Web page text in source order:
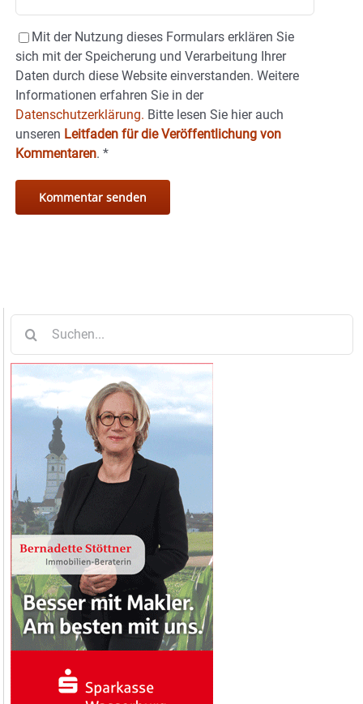
Mit der Nutzung dieses Formulars erklären Sie
sich mit der Speicherung und Verarbeitung Ihrer
Daten durch diese Website einverstanden. Weitere
Informationen erfahren Sie in der
Datenschutzerklärung. Bitte lesen Sie hier auch
unseren Leitfaden für die Veröffentlichung von
Kommentaren. *
nach: